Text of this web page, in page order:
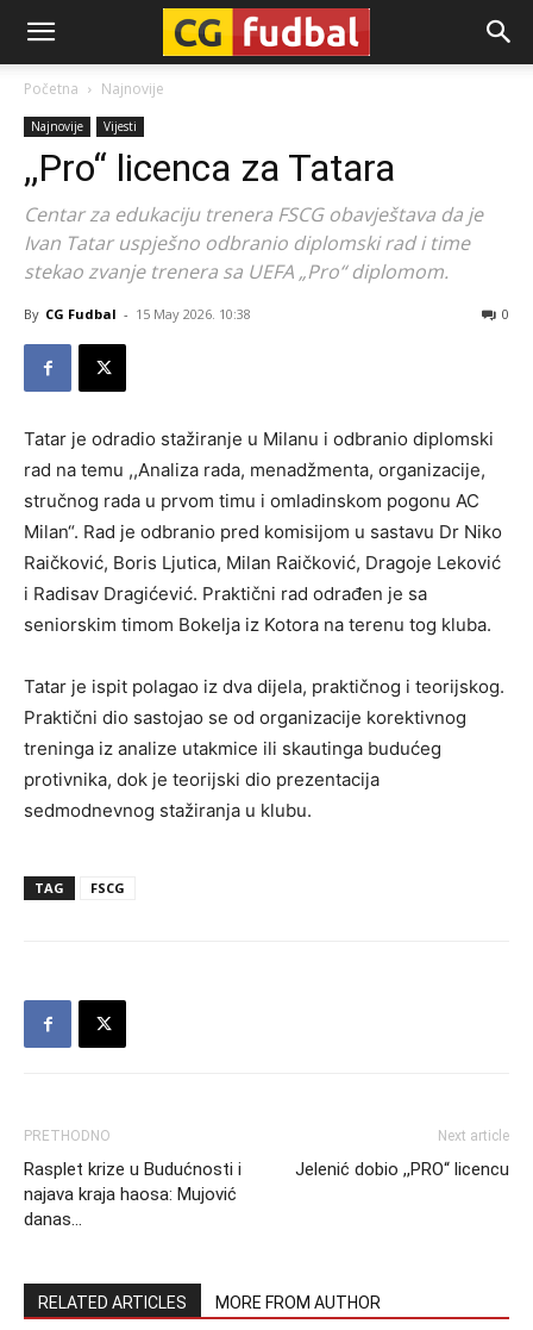
CG-
Fudbal
Početna Najnovije
Najnovije Vijesti
,,Pro“ licenca za Tatara
Centar za edukaciju trenera FSCG obavještava da je
Ivan Tatar uspješno odbranio diplomski rad i time
stekao zvanje trenera sa UEFA „Pro“ diplomom.
By CG Fudbal - 15 May 2026. 10:38 0
Tatar je odradio stažiranje u Milanu i odbranio diplomski
rad na temu ,,Analiza rada, menadžmenta, organizacije,
stručnog rada u prvom timu i omladinskom pogonu AC
Milan“. Rad je odbranio pred komisijom u sastavu Dr Niko
Raičković, Boris Ljutica, Milan Raičković, Dragoje Leković
i Radisav Dragićević. Praktični rad odrađen je sa
seniorskim timom Bokelja iz Kotora na terenu tog kluba.
Tatar je ispit polagao iz dva dijela, praktičnog i teorijskog.
Praktični dio sastojao se od organizacije korektivnog
treninga iz analize utakmice ili skautinga budućeg
protivnika, dok je teorijski dio prezentacija
sedmodnevnog stažiranja u klubu.
TAG FSCG
PRETHODNO
Rasplet krize u Budućnosti i
najava kraja haosa: Mujović
danas…
Next article
Jelenić dobio ,,PRO“ licencu
RELATED ARTICLES MORE FROM AUTHOR